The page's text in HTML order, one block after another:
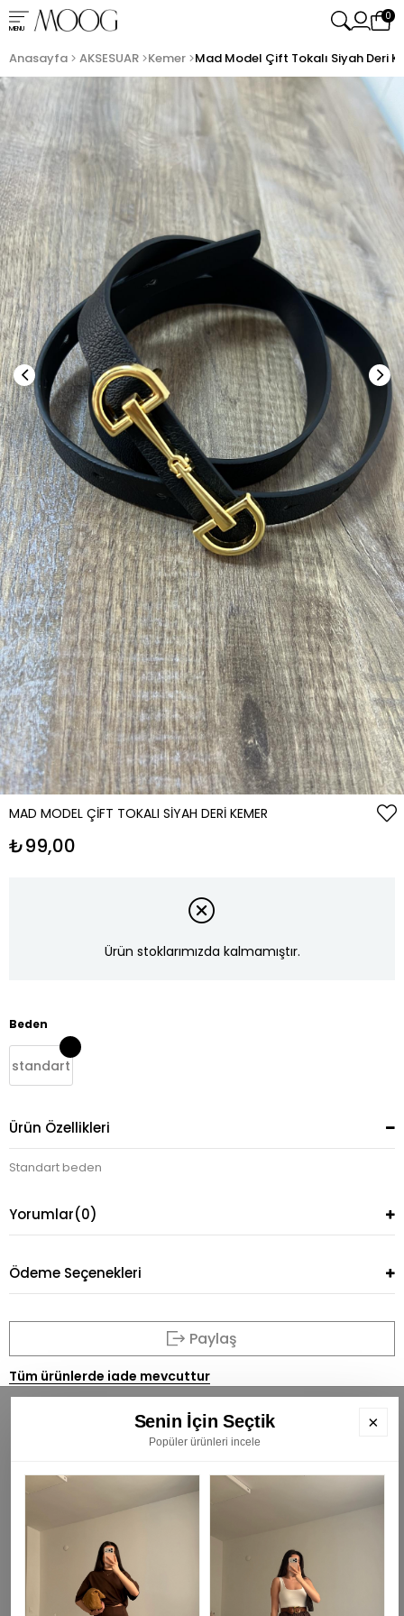
MENU
0
Anasayfa AKSESUAR Kemer Mad Model Çift Tokalı Siyah Deri
MAD MODEL ÇIFT TOKALI SIYAH DERI KEMER
₺99,00
Ürün stoklarımızda kalmamıştır.
Beden
standart
Ürün Özellikleri
Standart beden
Yorumlar(0)
Ödeme Seçenekleri
Paylaş
Tüm ürünlerde iade mevcuttur
BÜLTENİMİZE ÜYE OLUN
Senin İçin Seçtik
Popüler ürünleri incele
×